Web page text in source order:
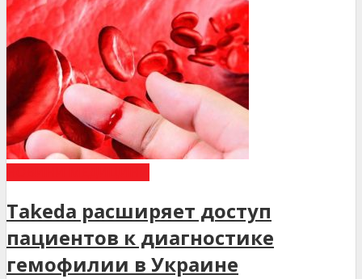
Takeda расширяет доступ
пациентов к диагностике
гемофилии в Украине